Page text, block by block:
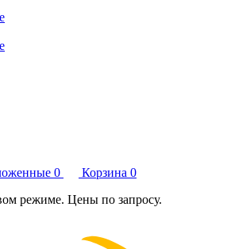
0 Корзина 0
режиме. Цены по запросу.